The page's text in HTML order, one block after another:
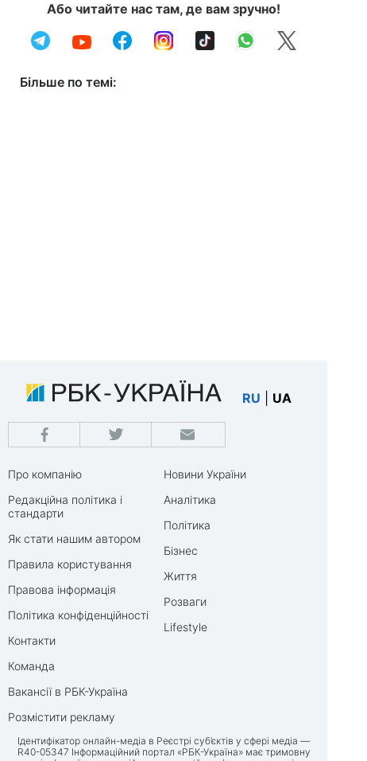
Або читайте нас там, де вам зручно!
Більше по темі:
RU UA
Про компанію
Редакційна політика і
стандарти
Як стати нашим автором
Правила користування
Правова інформація
Політика конфіденційності
Контакти
Команда
Вакансії в РБК-Україна
Розмістити рекламу
Новини України
Аналітика
Політика
Бізнес
Життя
Розваги
Lifestyle
Ідентифікатор онлайн-медіа в Реєстрі суб’єктів у сфері медіа —
R40-05347 Інформаційний портал «РБК-Україна» має тримовну